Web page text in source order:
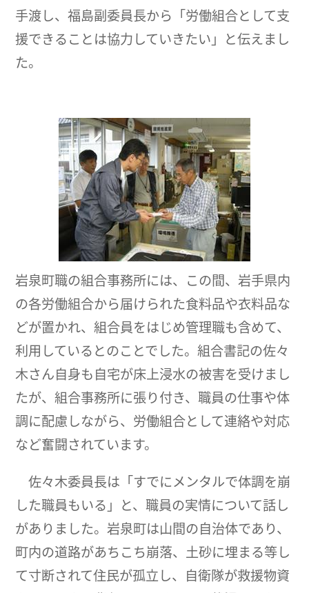
手渡し、福島副委員長から「労働組合として支
援できることは協力していきたい」と伝えまし
た。
岩泉町職の組合事務所には、この間、岩手県内
の各労働組合から届けられた食料品や衣料品な
どが置かれ、組合員をはじめ管理職も含めて、
利用しているとのことでした。組合書記の佐々
木さん自身も自宅が床上浸水の被害を受けまし
たが、組合事務所に張り付き、職員の仕事や体
調に配慮しながら、労働組合として連絡や対応
など奮闘されています。
佐々木委員長は「すでにメンタルで体調を崩
した職員もいる」と、職員の実情について話し
がありました。岩泉町は山間の自治体であり、
町内の道路があちこち崩落、土砂に埋まる等し
て寸断されて住民が孤立し、自衛隊が救援物資